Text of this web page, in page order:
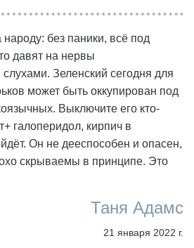
без паники, всё под
давят на нервы
Зеленский сегодня для
может быть оккупирован под
Выключите его кто-
галоперидол, кирпич в
Он не дееспособен и опасен,
скрываемы в принципе. Это
Таня Адамс
21 января 2022 г.